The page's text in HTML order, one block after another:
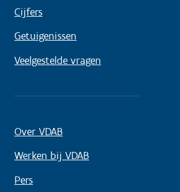
Cijfers
Getuigenissen
Veelgestelde vragen
Over VDAB
Werken bij VDAB
Pers